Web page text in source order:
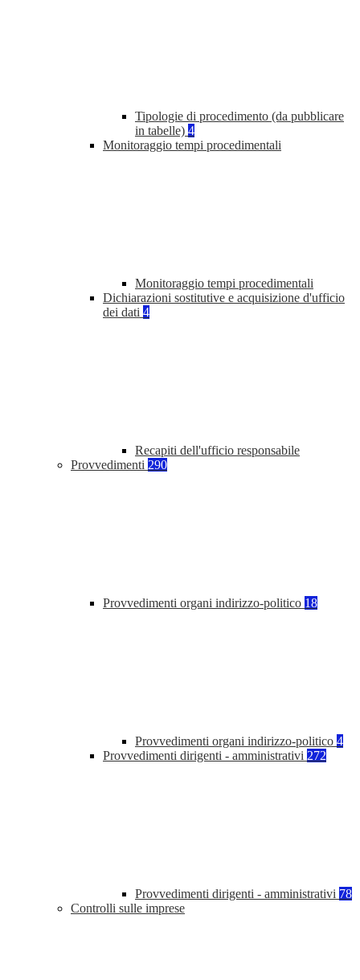
Tipologie di procedimento (da pubblicare
in tabelle) 4
Monitoraggio tempi procedimentali
Monitoraggio tempi procedimentali
Dichiarazioni sostitutive e acquisizione d'ufficio
dei dati 4
Recapiti dell'ufficio responsabile
Provvedimenti 290
Provvedimenti organi indirizzo-politico 18
Provvedimenti organi indirizzo-politico 4
Provvedimenti dirigenti - amministrativi 272
Provvedimenti dirigenti - amministrativi 78
Controlli sulle imprese